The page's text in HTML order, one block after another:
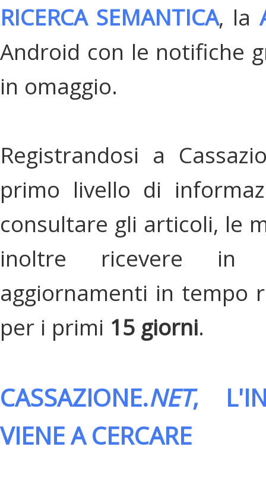
RICERCA SEMANTICA, la
Android con le notifiche
in omaggio.
Registrandosi a
primo livello di
consultare gli articoli, le
inoltre ricevere in
aggiornamenti in tempo
per i primi 15 giorni.
CASSAZIONE.NET,
VIENE A CERCARE